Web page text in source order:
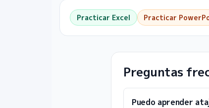
Practicar Excel Practicar
Preguntas
Puedo aprender